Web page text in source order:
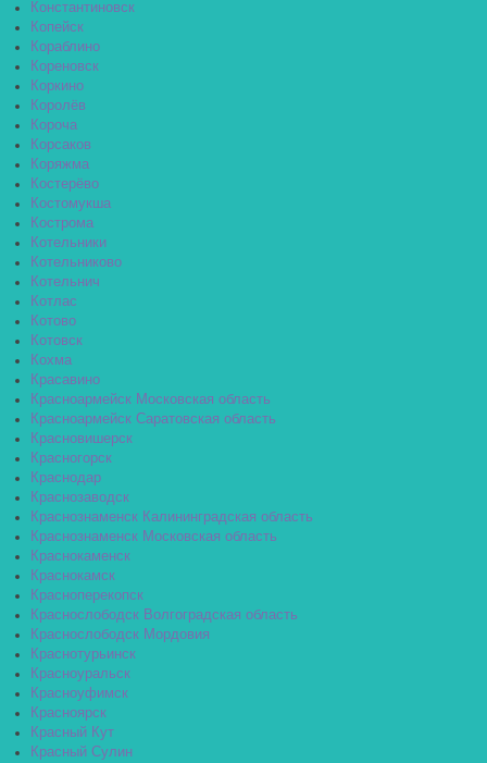
Константиновск
Копейск
Кораблино
Кореновск
Коркино
Королёв
Короча
Корсаков
Коряжма
Костерёво
Костомукша
Кострома
Котельники
Котельниково
Котельнич
Котлас
Котово
Котовск
Кохма
Красавино
Красноармейск Московская область
Красноармейск Саратовская область
Красновишерск
Красногорск
Краснодар
Краснозаводск
Краснознаменск Калининградская область
Краснознаменск Московская область
Краснокаменск
Краснокамск
Красноперекопск
Краснослободск Волгоградская область
Краснослободск Мордовия
Краснотурьинск
Красноуральск
Красноуфимск
Красноярск
Красный Кут
Красный Сулин